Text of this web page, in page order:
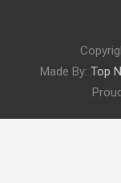
Made By: Top